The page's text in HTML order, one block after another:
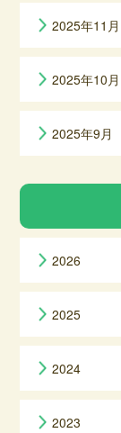
2025年11月
2025年10月
2025年9月
2026
2025
2024
2023